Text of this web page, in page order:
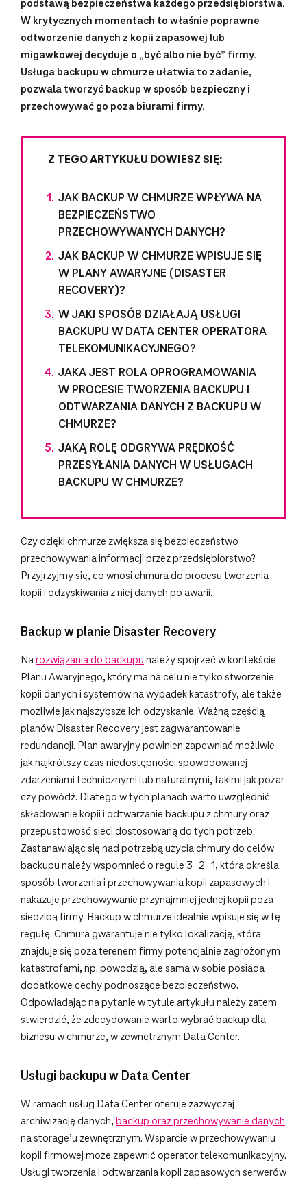
podstawą bezpieczeństwa każdego przedsiębiorstwa.
W krytycznych momentach to właśnie poprawne
odtworzenie danych z kopii zapasowej lub
migawkowej decyduje o „być albo nie być” firmy.
Usługa backupu w chmurze ułatwia to zadanie,
pozwala tworzyć backup w sposób bezpieczny i
przechowywać go poza biurami firmy.
Z TEGO ARTYKUŁU DOWIESZ SIĘ:
JAK BACKUP W CHMURZE WPŁYWA NA
BEZPIECZEŃSTWO
PRZECHOWYWANYCH DANYCH?
JAK BACKUP W CHMURZE WPISUJE SIĘ
W PLANY AWARYJNE (DISASTER
RECOVERY)?
W JAKI SPOSÓB DZIAŁAJĄ USŁUGI
BACKUPU W DATA CENTER OPERATORA
TELEKOMUNIKACYJNEGO?
JAKA JEST ROLA OPROGRAMOWANIA
W PROCESIE TWORZENIA BACKUPU I
ODTWARZANIA DANYCH Z BACKUPU W
CHMURZE?
JAKĄ ROLĘ ODGRYWA PRĘDKOŚĆ
PRZESYŁANIA DANYCH W USŁUGACH
BACKUPU W CHMURZE?
Czy dzięki chmurze zwiększa się bezpieczeństwo
przechowywania informacji przez przedsiębiorstwo?
Przyjrzyjmy się, co wnosi chmura do procesu tworzenia
kopii i odzyskiwania z niej danych po awarii.
Backup w planie Disaster Recovery
Narozwiązania do backupu należy spojrzeć w kontekście
Planu Awaryjnego, który ma na celu nie tylko stworzenie
kopii danych i systemów na wypadek katastrofy, ale także
możliwie jak najszybsze ich odzyskanie. Ważną częścią
planów Disaster Recovery jest zagwarantowanie
redundancji. Plan awaryjny powinien zapewniać możliwie
jak najkrótszy czas niedostępności spowodowanej
zdarzeniami technicznymi lub naturalnymi, takimi jak pożar
czy powódź. Dlatego w tych planach warto uwzględnić
składowanie kopii i odtwarzanie backupu z chmury oraz
przepustowość sieci dostosowaną do tych potrzeb.
Zastanawiając się nad potrzebą użycia chmury do celów
backupu należy wspomnieć o regule 3-2-1, która określa
sposób tworzenia i przechowywania kopii zapasowych i
nakazuje przechowywanie przynajmniej jednej kopii poza
siedzibą firmy. Backup w chmurze idealnie wpisuje się w tę
regułę. Chmura gwarantuje nie tylko lokalizację, która
znajduje się poza terenem firmy potencjalnie zagrożonym
katastrofami, np. powodzią, ale sama w sobie posiada
dodatkowe cechy podnoszące bezpieczeństwo.
Odpowiadając na pytanie w tytule artykułu należy zatem
stwierdzić, że zdecydowanie warto wybrać backup dla
biznesu w chmurze, w zewnętrznym Data Center.
Usługi backupu w Data Center
W ramach usług Data Center oferuje zazwyczaj
archiwizację danych, backup oraz przechowywanie danych
na storage’u zewnętrznym. Wsparcie w przechowywaniu
kopii firmowej może zapewnić operator telekomunikacyjny.
Usługi tworzenia i odtwarzania kopii zapasowych serwerów